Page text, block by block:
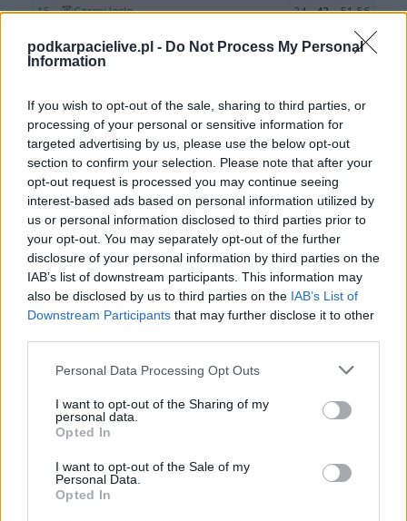
podkarpacielive.pl - Do Not Process My Personal
Information
If you wish to opt-out of the sale, sharing to third parties, or
processing of your personal or sensitive information for
targeted advertising by us, please use the below opt-out
section to confirm your selection. Please note that after your
opt-out request is processed you may continue seeing
interest-based ads based on personal information utilized by
us or personal information disclosed to third parties prior to
your opt-out. You may separately opt-out of the further
disclosure of your personal information by third parties on the
IAB’s list of downstream participants. This information may
also be disclosed by us to third parties on the IAB’s List of
Downstream Participants that may further disclose it to other
Please note that this website/app uses one or more Google
not limited to your visit or usage behaviour. You may click to
grant or deny consent to Google and its third-party tags to
use your data for below specified purposes in below Google
consent section.
Personal Data Processing Opt Outs
I want to opt-out of the Sharing of my
personal data.
Opted In
I want to opt-out of the Sale of my
Personal Data.
Opted In
Więcej o meczu: Stal Łańcut - Izolator Boguchwała
Więcej o lidze:IV liga podkarpacka
CZYTAJ TAKŻE
Kadra Stali Łańcut
na sezon 2026/2027.
To oni powalczą o
awans
2026-08-07 02:08
Pierwszy krok do
raju czy prosta
Rusza 4. Liga
Podkarpacka
[ZAPOWIEDŹ 1.